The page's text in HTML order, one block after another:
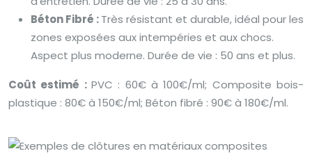
Béton Fibré :Très résistant et durable, idéal pour les
zones exposées aux intempéries et aux chocs.
Aspect plus moderne. Durée de vie : 50 ans et plus.
Coût estimé : PVC : 60€ à 100€/ml; Composite bois-
plastique : 80€ à 150€/ml; Béton fibré : 90€ à 180€/ml.